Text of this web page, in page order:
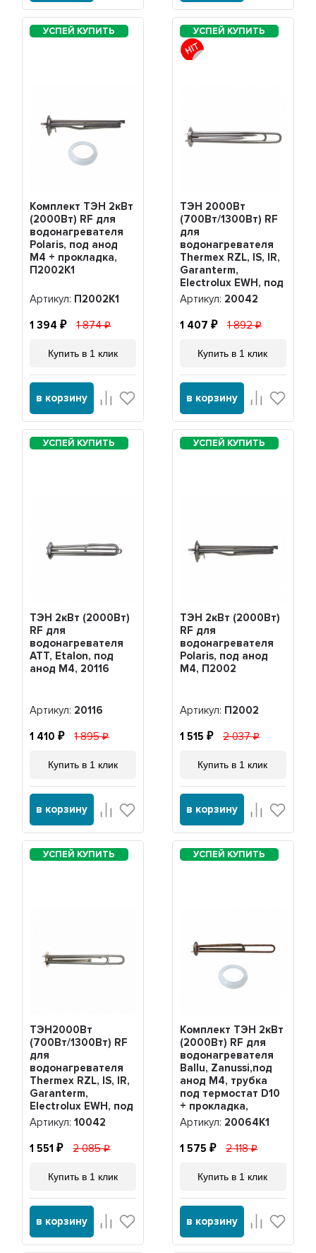
Комплект ТЭН 2кВт
(2000Вт) RF для
водонагревателя
Polaris, под анод
М4 + прокладка,
П2002K1
Артикул: П2002K1
1 394 1 874
Купить в 1 клик
в корзину
ТЭН 2000Вт
(700Вт/1300Вт) RF
для
водонагревателя
Thermex RZL, IS, IR,
Garanterm,
Electrolux EWH, под
анод М4, нерж.,
20042
Артикул: 20042
1 407 1 892
Купить в 1 клик
в корзину
ТЭН 2кВт (2000Вт)
RF для
водонагревателя
ATT, Etalon, под
анод М4, 20116
Артикул: 20116
1 410 1 895
Купить в 1 клик
в корзину
ТЭН 2кВт (2000Вт)
RF для
водонагревателя
Polaris, под анод
М4, П2002
Артикул: П2002
1 515 2 037
Купить в 1 клик
в корзину
ТЭН2000Вт
(700Вт/1300Вт) RF
для
водонагревателя
Thermex RZL, IS, IR,
Garanterm,
Electrolux EWH, под
анод М4, нерж,
10042
Артикул:10042
1 551 2 085
Купить в 1 клик
в корзину
Комплект ТЭН 2кВт
(2000Вт) RF для
водонагревателя
Ballu, Zanussi,под
анод М4, трубка
под термостат D10
+ прокладка,
20064K1
Артикул: 20064K1
1 575 2 118
Купить в 1 клик
в корзину